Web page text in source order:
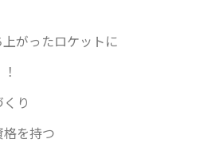
がったロケットに
り
を持つ